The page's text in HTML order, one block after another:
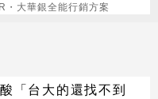
・大華銀全能行銷方案
「台大的還找不到